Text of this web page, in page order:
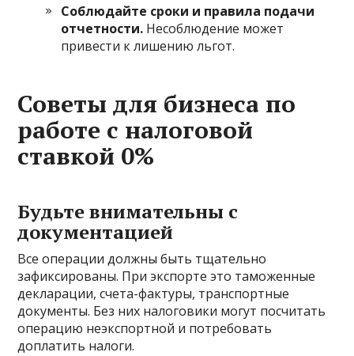
Соблюдайте сроки и правила подачи
отчетности. Несоблюдение может
привести к лишению льгот.
Советы для бизнеса по
работе с налоговой
ставкой 0%
Будьте внимательны с
документацией
Все операции должны быть тщательно
зафиксированы. При экспорте это таможенные
декларации, счета-фактуры, транспортные
документы. Без них налоговики могут посчитать
операцию неэкспортной и потребовать
доплатить налоги.